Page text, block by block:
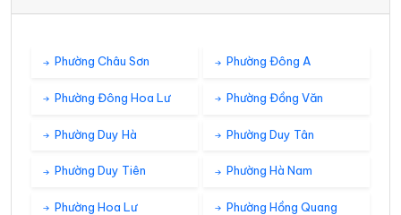
Phường Châu Sơn Phường Đông A
Phường Đông Hoa Lư Phường Đồng Văn
Phường Duy Hà Phường Duy Tân
Phường Duy Tiên Phường Hà Nam
Phường Hoa Lư Phường Hồng Quang